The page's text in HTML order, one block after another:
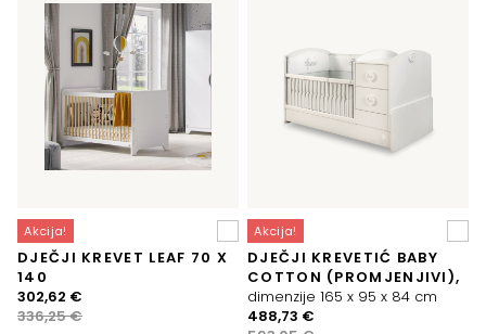
Akcija!
DJEČJI KREVET LEAF 70 X
140
336,25€
Izvorna
cijena
302,62 €
Trenutna
cijena
Akcija!
DJEČJI KREVETIĆ BABY
COTTON (PROMJENJIVI),
dimenzije 165 x 95 x 84 cm
Izvorna
488,73 €
Trenutna